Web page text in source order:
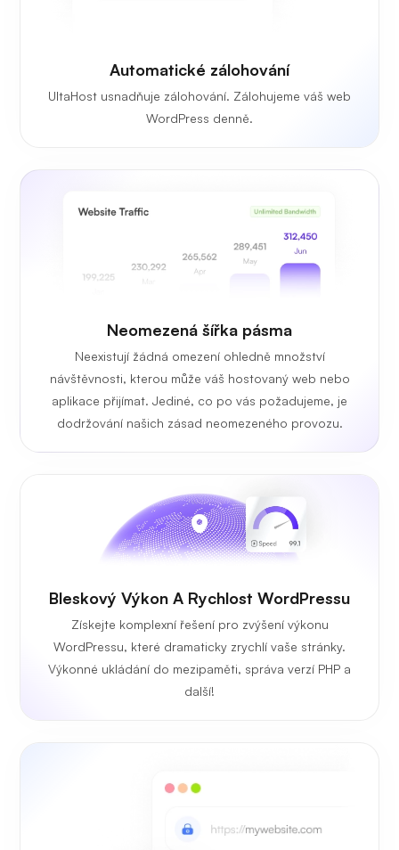
Automatické zálohování
UltaHost usnadňuje zálohování. Zálohujeme váš web
WordPress denně.
Neomezená šířka pásma
Neexistují žádná omezení ohledně množství
návštěvnosti, kterou může váš hostovaný web nebo
aplikace přijímat. Jediné, co po vás požadujeme, je
dodržování našich zásad neomezeného provozu.
Bleskový Výkon A Rychlost WordPressu
Získejte komplexní řešení pro zvýšení výkonu
WordPressu, které dramaticky zrychlí vaše stránky.
Výkonné ukládání do mezipaměti, správa verzí PHP a
další!